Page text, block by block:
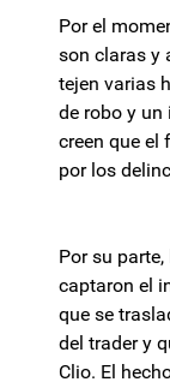
Por el
son claras y
tejen varias
de robo y
creen que el
por los
Por su
captaron el
que se
del trader y
Clio. El